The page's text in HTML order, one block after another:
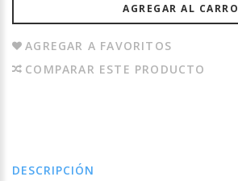
AGREGAR AL CARRO
AGREGAR A FAVORITOS
COMPARAR ESTE PRODUCTO
DESCRIPCIÓN